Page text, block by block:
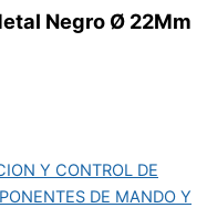
Negro Ø 22Mm
Y CONTROL DE
DE MANDO Y